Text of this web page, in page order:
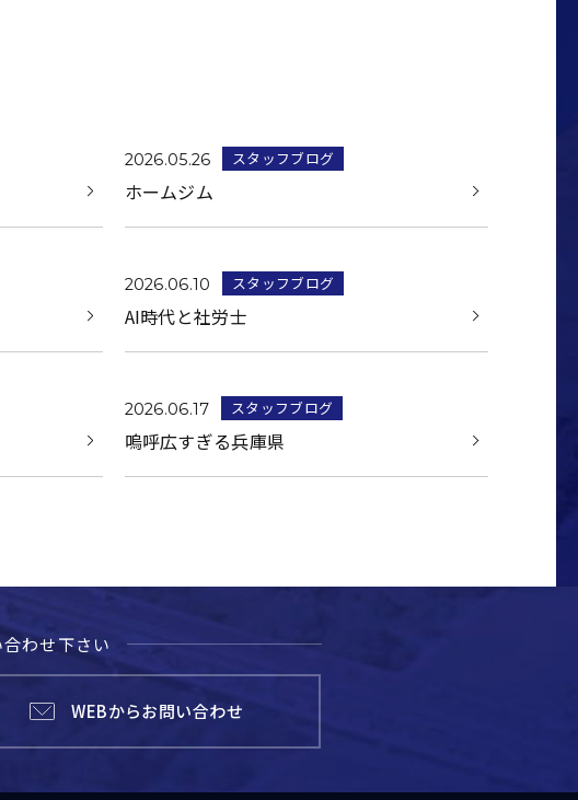
2026.05.26 スタッフブログ
ホームジム
2026.06.10 スタッフブログ
AI時代と社労士
2026.06.17 スタッフブログ
嗚呼広すぎる兵庫県
わせ下さい
WEBからお問い合わせ